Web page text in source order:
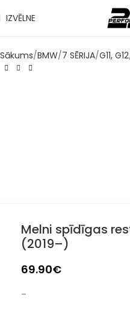
IZVĒLNE
Sākums BMW 7 SĒRIJA G11, G12
Melni spīdīgas
(2019–)
69.90€
–
✔Piegāde pēc 1-3 d.d.